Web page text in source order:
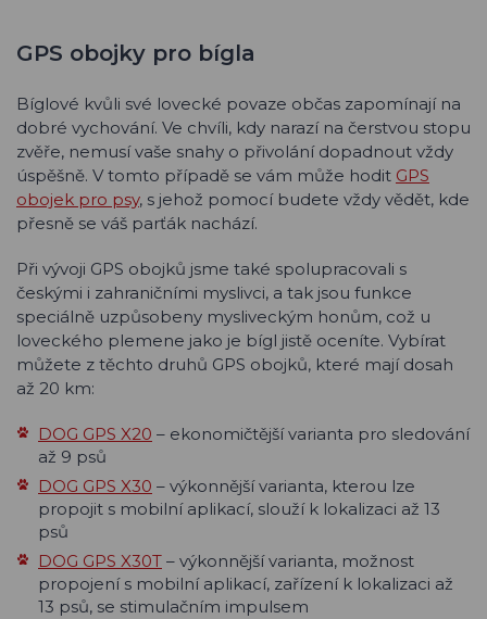
GPS obojky pro bígla
Bíglové kvůli své lovecké povaze občas zapomínají na
dobré vychování. Ve chvíli, kdy narazí na čerstvou stopu
zvěře, nemusí vaše snahy o přivolání dopadnout vždy
úspěšně. V tomto případě se vám může hodit GPS
obojek pro psy, s jehož pomocí budete vždy vědět, kde
přesně se váš parťák nachází.
Při vývoji GPS obojků jsme také spolupracovali s
českými i zahraničními myslivci, a tak jsou funkce
speciálně uzpůsobeny mysliveckým honům, což u
loveckého plemene jako je bígl jistě oceníte. Vybírat
můžete z těchto druhů GPS obojků, které mají dosah
až 20 km:
DOG GPS X20 – ekonomičtější varianta pro sledování
až 9 psů
DOG GPS X30 – výkonnější varianta, kterou lze
propojit s mobilní aplikací, slouží k lokalizaci až 13
psů
DOG GPS X30T – výkonnější varianta, možnost
propojení s mobilní aplikací, zařízení k lokalizaci až
13 psů, se stimulačním impulsem